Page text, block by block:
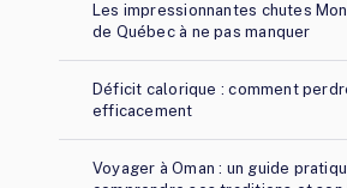
Les impressionnantes chutes
de Québec à ne pas manquer
Déficit calorique : comment
efficacement
Voyager à Oman : un guide